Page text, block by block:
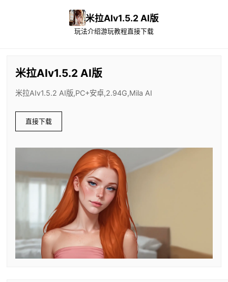
米拉AIv1.5.2 AI版
玩法介绍游玩教程直接下载
米拉AIv1.5.2 AI版
米拉AIv1.5.2 AI版,PC+安卓,2.94G,Mila AI
直接下载